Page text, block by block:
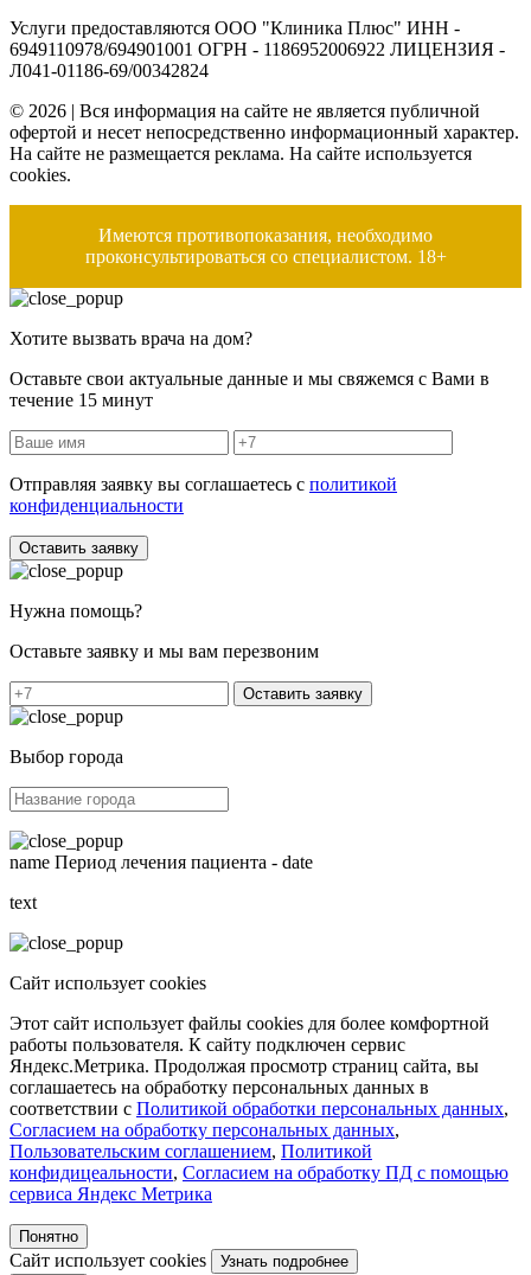
Услуги предоставляются ООО "Клиника Плюс" ИНН -
6949110978/694901001 ОГРН - 1186952006922 ЛИЦЕНЗИЯ -
Л041-01186-69/00342824
© 2026 | Вся информация на сайте не является публичной
офертой и несет непосредственно информационный характер.
На сайте не размещается реклама. На сайте используется
cookies.
Имеются противопоказания, необходимо
проконсультироваться со специалистом. 18+
Хотите вызвать врача на дом?
Оставьте свои актуальные данные и мы свяжемся с Вами в
течение 15 минут
Отправляя заявку вы соглашаетесь с политикой
конфиденциальности
Оставить заявку
Нужна помощь?
Оставьте заявку и мы вам перезвоним
Оставить заявку
Выбор города
name Период лечения пациента - date
text
Сайт использует cookies
Этот сайт использует файлы cookies для более комфортной
работы пользователя. К сайту подключен сервис
Яндекс.Метрика. Продолжая просмотр страниц сайта, вы
соглашаетесь на обработку персональных данных в
соответствии с Политикой обработки персональных данных,
Согласием на обработку персональных данных,
Пользовательским соглашением, Политикой
конфидицеальности, Согласием на обработку ПД с помощью
сервиса Яндекс Метрика
Понятно
Сайт использует cookies Узнать подробнее